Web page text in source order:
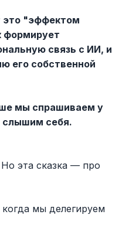
это "эффектом
формирует
связь с ИИ, и
его собственной
мы спрашиваем у
слышим себя.
эта сказка — про
мы делегируем